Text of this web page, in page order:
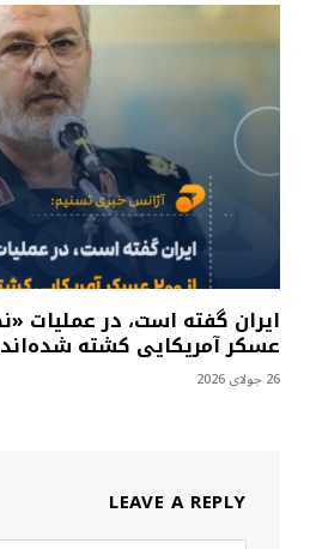
عسکر آمریکایی کشته شده‌اند
26 جولای 2026
LEAVE A REPLY